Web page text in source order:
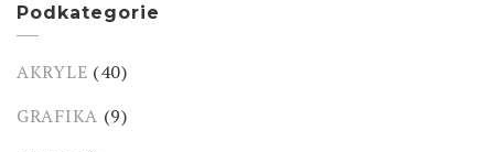
Podkategorie
AKRYLE (40)
GRAFIKA (9)